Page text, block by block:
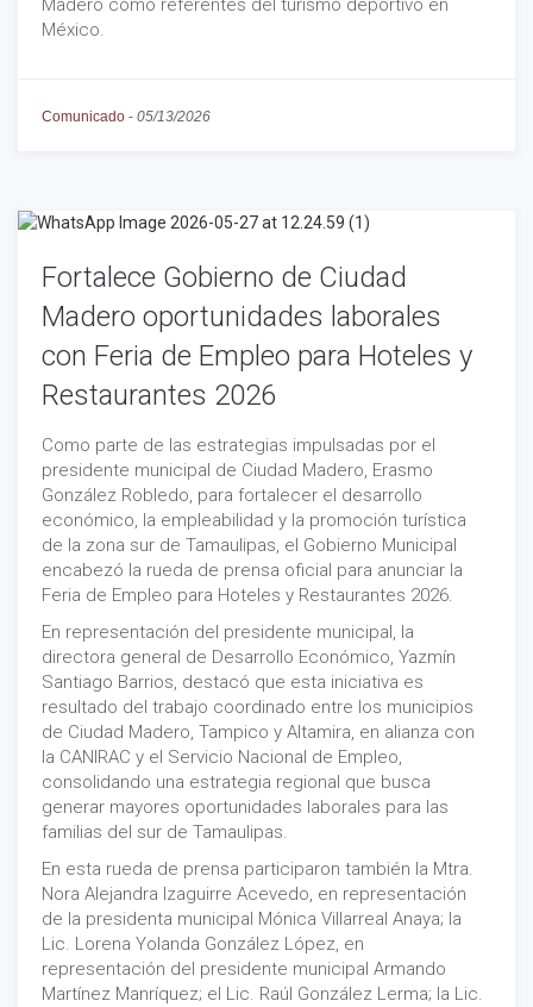
Madero como referentes del turismo deportivo en
México.
Comunicado - 05/13/2026
Fortalece Gobierno de Ciudad
Madero oportunidades laborales
con Feria de Empleo para Hoteles y
Restaurantes 2026
Como parte de las estrategias impulsadas por el
presidente municipal de Ciudad Madero, Erasmo
González Robledo, para fortalecer el desarrollo
económico, la empleabilidad y la promoción turística
de la zona sur de Tamaulipas, el Gobierno Municipal
encabezó la rueda de prensa oficial para anunciar la
Feria de Empleo para Hoteles y Restaurantes 2026.
En representación del presidente municipal, la
directora general de Desarrollo Económico, Yazmín
Santiago Barrios, destacó que esta iniciativa es
resultado del trabajo coordinado entre los municipios
de Ciudad Madero, Tampico y Altamira, en alianza con
la CANIRAC y el Servicio Nacional de Empleo,
consolidando una estrategia regional que busca
generar mayores oportunidades laborales para las
familias del sur de Tamaulipas.
En esta rueda de prensa participaron también la Mtra.
Nora Alejandra Izaguirre Acevedo, en representación
de la presidenta municipal Mónica Villarreal Anaya; la
Lic. Lorena Yolanda González López, en
representación del presidente municipal Armando
Martínez Manríquez; el Lic. Raúl González Lerma; la Lic.